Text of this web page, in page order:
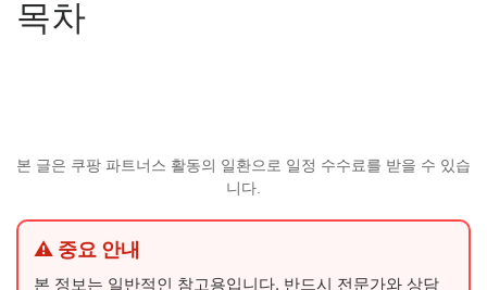
목차
본 글은 쿠팡 파트너스 활동의 일환으로 일정 수수료를 받을 수 있습
니다.
⚠ 중요 안내
본 정보는 일반적인 참고용입니다. 반드시 전문가와 상담